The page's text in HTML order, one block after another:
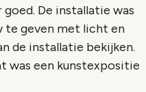
De installatie was
te geven met licht en
de installatie bekijken.
was een kunstexpositie